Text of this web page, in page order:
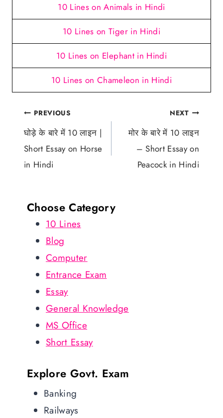
10 Lines on Animals in Hindi
10 Lines on Tiger in Hindi
10 Lines on Elephant in Hindi
10 Lines on Chameleon in Hindi
Post
navigation
PREVIOUS
घोड़े के बारे में 10 लाइन |
Short Essay on Horse
in Hindi
NEXT
मोर के बारे में 10 लाइन
– Short Essay on
Peacock in Hindi
Choose Category
10 Lines
Blog
Computer
Entrance Exam
Essay
General Knowledge
MS Office
Short Essay
Explore Govt. Exam
Banking
Railways